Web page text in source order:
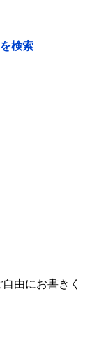
検索
由にお書きく